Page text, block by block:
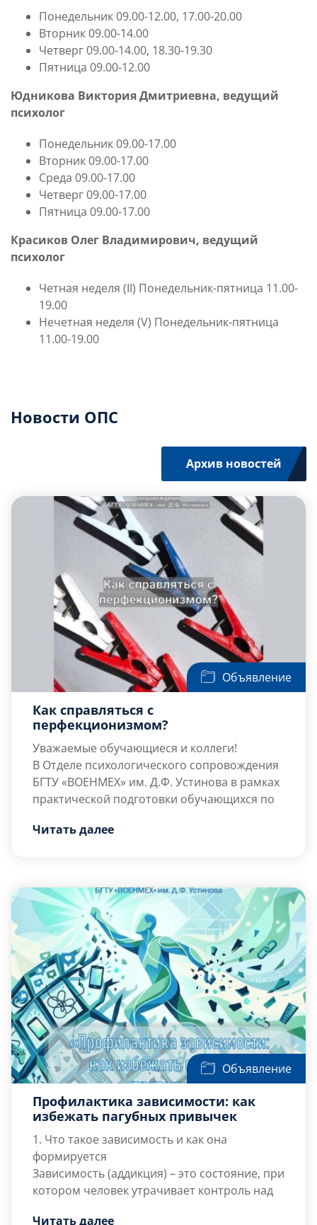
Понедельник 09.00-12.00, 17.00-20.00
Вторник 09.00-14.00
Четверг 09.00-14.00, 18.30-19.30
Пятница 09.00-12.00
Юдникова Виктория Дмитриевна, ведущий
психолог
Понедельник 09.00-17.00
Вторник 09.00-17.00
Среда 09.00-17.00
Четверг 09.00-17.00
Пятница 09.00-17.00
Красиков Олег Владимирович, ведущий
психолог
Четная неделя (II) Понедельник-пятница 11.00-
19.00
Нечетная неделя (V) Понедельник-пятница
11.00-19.00
Новости ОПС
Архив новостей
Объявление
Как справляться с
перфекционизмом?
Уважаемые обучающиеся и коллеги!
В Отделе психологического сопровождения
БГТУ «ВОЕНМЕХ» им. Д.Ф. Устинова в рамках
практической подготовки обучающихся по
служебной деятельности» был разработан
Автор проекта: обучающийся группы Р132С
конструкт:
Перфекционизм – это устойчивое
стремлениеㅤкㅤбезупречности,
сопровождающеесяㅤзавышенными,
нереалистичными стандартами.
В основе лежит жесткая система […]
Читать далее
Объявление
Профилактика зависимости: как
избежать пагубных привычек
1. Что такое зависимость и как она
формируется
Зависимость (аддикция) – это состояние, при
котором человек утрачивает контроль над
Читать далее